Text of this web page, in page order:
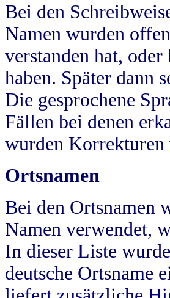
Bei den
Namen wurden
verstanden hat,
haben. Später dann
Die gesprochene
Fällen bei denen
wurden Korrekturen
Ortsnamen
Bei den Ortsnamen
Namen verwendet,
In dieser Liste
deutsche Ortsname